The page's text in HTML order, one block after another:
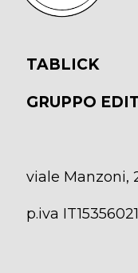
TABLICK
GRUPPO
viale Manzoni,
p.iva